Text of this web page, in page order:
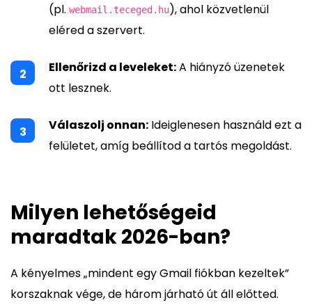
(pl. webmail.teceged.hu), ahol közvetlenül
eléred a szervert.
Ellenőrizd a leveleket:A hiányzó üzenetek
ott lesznek.
Válaszolj onnan: Ideiglenesen használd ezt a
felületet, amíg beállítod a tartós megoldást.
Milyen lehetőségeid
maradtak 2026-ban?
A kényelmes „mindent egy Gmail fiókban kezeltek”
korszaknak vége, de három járható út áll előtted.